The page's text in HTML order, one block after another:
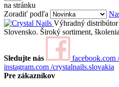
na stránku
Zoradiť podľa
Výhradný
Slovensko. Široký sortiment,
Sledujte nás facebook.com
instagram.com /crystalnails.slovakia
Pre zákazníkov